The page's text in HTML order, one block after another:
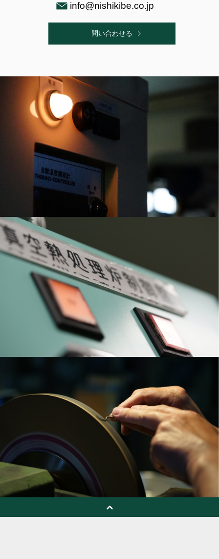
info@nishikibe.co.jp
問い合わせる